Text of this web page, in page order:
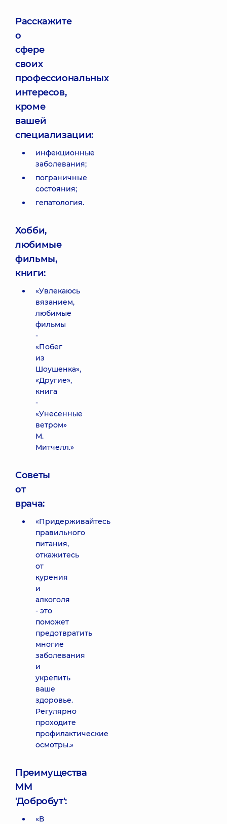
Расскажите
о
сфере
своих
профессиональных
интересов,
кроме
вашей
специализации:
инфекционные
заболевания;
пограничные
состояния;
гепатология.
Хобби,
любимые
фильмы,
книги:
«Увлекаюсь
вязанием,
любимые
фильмы
-
«Побег
из
Шоушенка»,
«Другие»,
книга
-
«Унесенные
ветром»
М.
Митчелл.»
Советы
от
врача:
«Придерживайтесь
правильного
питания,
откажитесь
от
курения
и
алкоголя
- это
поможет
предотвратить
многие
заболевания
и
укрепить
ваше
здоровье.
Регулярно
проходите
профилактические
осмотры.»
Преимущества
ММ
'Добробут':
«В